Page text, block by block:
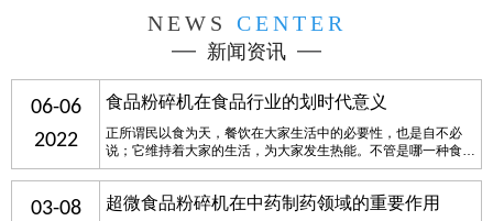
NEWS CENTER
新闻资讯
06-06
2022
食品粉碎机在食品行业的划时代意义
正所谓民以食为天，餐饮在大家生活中的必要性，也是自不必
说；它维持着大家的生活，为大家发生热能。不管是哪一种食
材，它的生产全是须要运用食品粉碎机。通常食品加工厂、调味
品生产厂全是用食品粉碎机来生产，由于跟经典破碎设施对比，
破碎功能强，耗能低，商品粒度小而匀称，减少了过破碎状况，
03-08
超微食品粉碎机​在中药制药领域的重要作用